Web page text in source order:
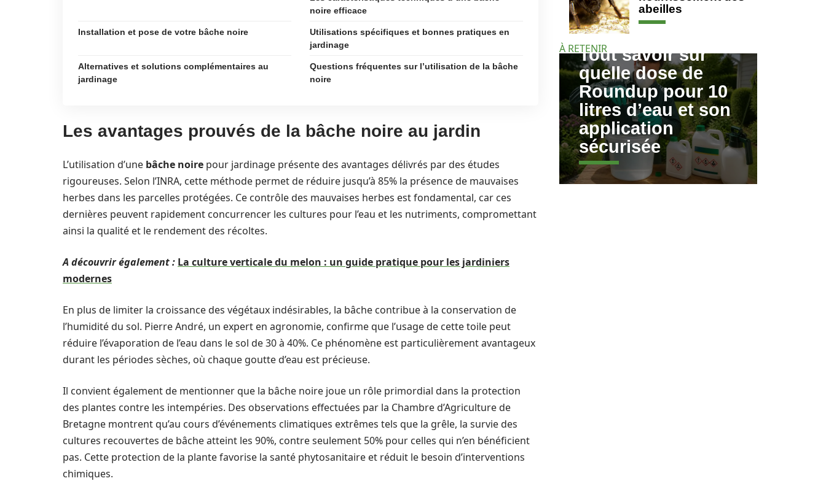
noire efficace
Installation et pose de votre bâche noire
Utilisations spécifiques et bonnes pratiques en
jardinage
Alternatives et solutions complémentaires au
jardinage
Questions fréquentes sur l’utilisation de la bâche
noire
Les avantages prouvés de la bâche noire au jardin
L’utilisation d’une bâche noire pour jardinage présente des avantages délivrés par des études
rigoureuses. Selon l’INRA, cette méthode permet de réduire jusqu’à 85% la présence de mauvaises
herbes dans les parcelles protégées. Ce contrôle des mauvaises herbes est fondamental, car ces
dernières peuvent rapidement concurrencer les cultures pour l’eau et les nutriments, compromettant
ainsi la qualité et le rendement des récoltes.
A découvrir également : La culture verticale du melon : un guide pratique pour les jardiniers
modernes
En plus de limiter la croissance des végétaux indésirables, la bâche contribue à la conservation de
l’humidité du sol. Pierre André, un expert en agronomie, confirme que l’usage de cette toile peut
réduire l’évaporation de l’eau dans le sol de 30 à 40%. Ce phénomène est particulièrement avantageux
durant les périodes sèches, où chaque goutte d’eau est précieuse.
Il convient également de mentionner que la bâche noire joue un rôle primordial dans la protection
des plantes contre les intempéries. Des observations effectuées par la Chambre d’Agriculture de
Bretagne montrent qu’au cours d’événements climatiques extrêmes tels que la grêle, la survie des
cultures recouvertes de bâche atteint les 90%, contre seulement 50% pour celles qui n’en bénéficient
pas. Cette protection de la plante favorise la santé phytosanitaire et réduit le besoin d’interventions
chimiques.
abeilles
À RETENIR
Tout savoir sur
quelle dose de
Roundup pour 10
litres d’eau et son
application
sécurisée